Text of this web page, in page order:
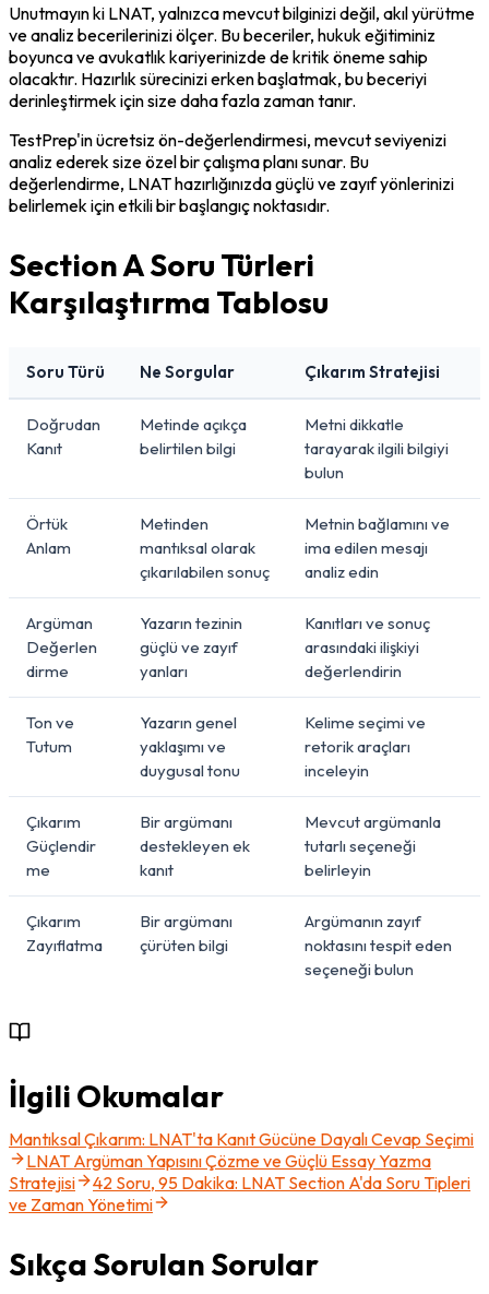
Unutmayın ki LNAT, yalnızca mevcut bilginizi değil, akıl yürütme
ve analiz becerilerinizi ölçer. Bu beceriler, hukuk eğitiminiz
boyunca ve avukatlık kariyerinizde de kritik öneme sahip
olacaktır. Hazırlık sürecinizi erken başlatmak, bu beceriyi
derinleştirmek için size daha fazla zaman tanır.
TestPrep'in ücretsiz ön-değerlendirmesi, mevcut seviyenizi
analiz ederek size özel bir çalışma planı sunar. Bu
değerlendirme, LNAT hazırlığınızda güçlü ve zayıf yönlerinizi
belirlemek için etkili bir başlangıç noktasıdır.
Section A Soru Türleri
Karşılaştırma Tablosu
Soru Türü Ne Sorgular Çıkarım Stratejisi
Doğrudan
Kanıt
Metinde açıkça
belirtilen bilgi
Metni dikkatle
tarayarak ilgili bilgiyi
bulun
Örtük
Anlam
Metinden
mantıksal olarak
çıkarılabilen sonuç
Metnin bağlamını ve
ima edilen mesajı
analiz edin
Argüman
Değerlen
dirme
Yazarın tezinin
güçlü ve zayıf
yanları
Kanıtları ve sonuç
arasındaki ilişkiyi
değerlendirin
Ton ve
Tutum
Yazarın genel
yaklaşımı ve
duygusal tonu
Kelime seçimi ve
retorik araçları
inceleyin
Çıkarım
Güçlendir
me
Bir argümanı
destekleyen ek
kanıt
Mevcut argümanla
tutarlı seçeneği
belirleyin
Çıkarım
Zayıflatma
Bir argümanı
çürüten bilgi
Argümanın zayıf
noktasını tespit eden
seçeneği bulun
İlgili Okumalar
Mantıksal Çıkarım: LNAT'ta Kanıt Gücüne Dayalı Cevap Seçimi
LNAT Argüman Yapısını Çözme ve Güçlü Essay Yazma
Stratejisi
42 Soru, 95 Dakika: LNAT Section A'da Soru Tipleri
ve Zaman Yönetimi
Sıkça Sorulan Sorular